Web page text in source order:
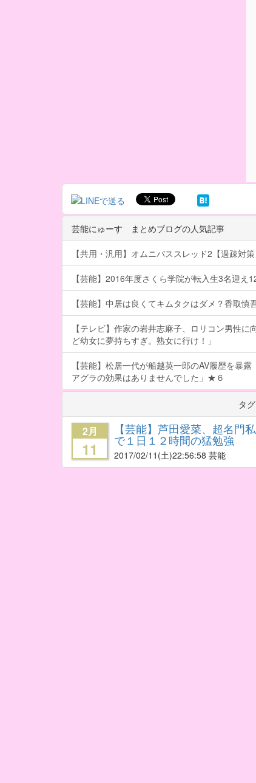
芸能にゅーす まとめブログの人気記事
【共用・汎用】オムニバススレッド2【過疎対
【芸能】2016年度さくら学院が転入生3名迎
【芸能】中居は良くてキムタクはダメ？香取
【テレビ】作家の岩井志麻子、ロリコン男性
ど幼女に夢持ちすぎ。熟女に行け！」
【芸能】松居一代が船越英一郎のAV履歴を暴
アグラの効果はありませんでした」★６
タ
2月
11
【芸能】芦田愛菜、超名
で１日１２時間の猛勉強
2017/02/11 (土)22:56:58 芸能